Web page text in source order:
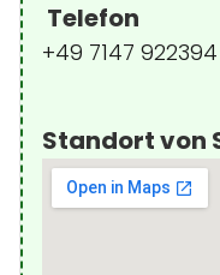
Telefon
+49 7147 922394
Standort von